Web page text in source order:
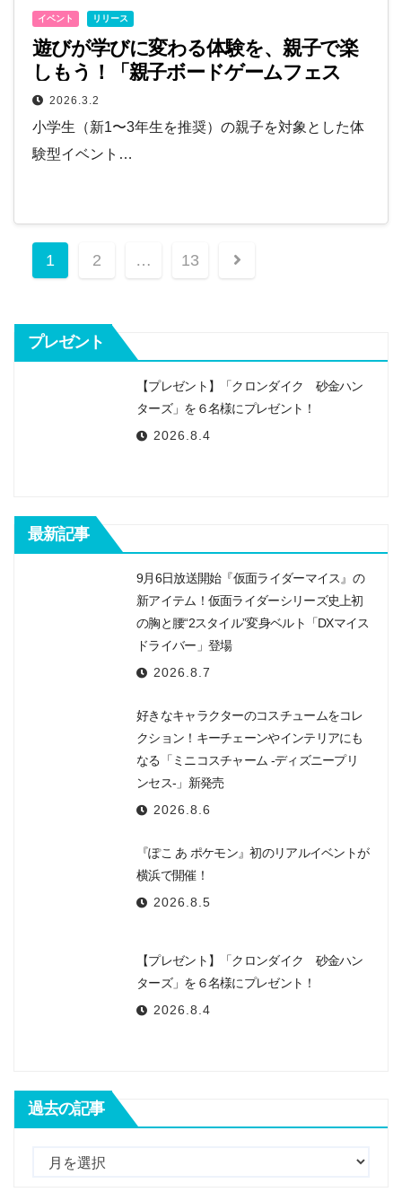
イベント リリース
遊びが学びに変わる体験を、親子で楽
しもう！「親子ボードゲームフェス
タ」5月2日開催
2026.3.2
小学生（新1〜3年生を推奨）の親子を対象とした体
験型イベント…
投
稿
ナ
ビ
ン
1 2 … 13
プレゼント
【プレゼント】「クロンダイク 砂金ハン
ターズ」を６名様にプレゼント！
2026.8.4
最新記事
9月6日放送開始『仮面ライダーマイス』の
新アイテム！仮面ライダーシリーズ史上初
の胸と腰“2スタイル”変身ベルト「DXマイス
ドライバー」登場
2026.8.7
好きなキャラクターのコスチュームをコレ
クション！キーチェーンやインテリアにも
なる「ミニコスチャーム -ディズニープリ
ンセス-」新発売
2026.8.6
『ぽこ あ ポケモン』初のリアルイベントが
横浜で開催！
2026.8.5
【プレゼント】「クロンダイク 砂金ハン
ターズ」を６名様にプレゼント！
2026.8.4
過去の記事